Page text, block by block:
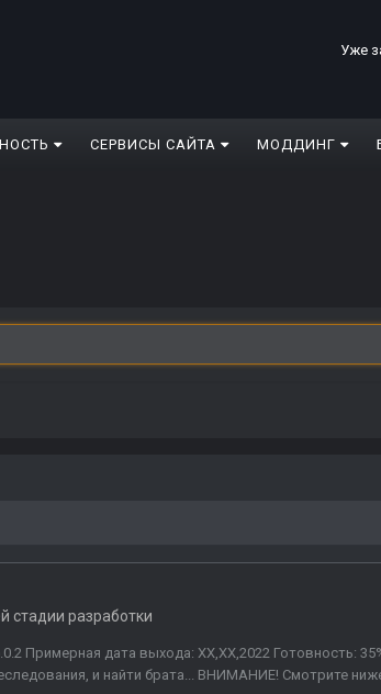
Уже
СЕРВИСЫ САЙТА МОДДИНГ
стадии разработки
Примерная дата выхода: ХХ,ХХ,2022 Готовность:
и найти брата... ВНИМАНИЕ! Смотрите